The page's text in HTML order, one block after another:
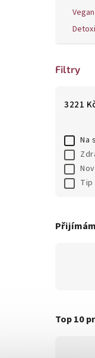
Vegan
Filtry
3221
Na
Tip
Top 10